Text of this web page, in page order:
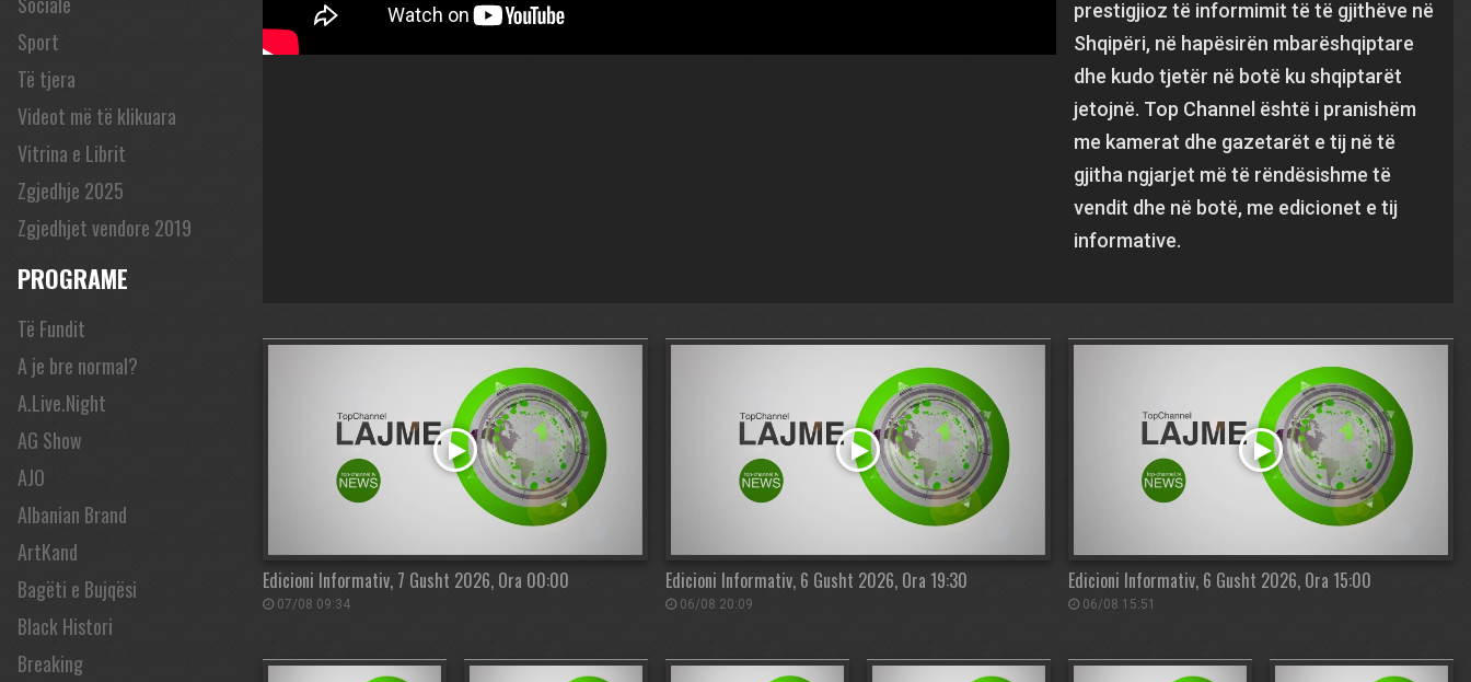
Sport
Të tjera
Videot më të klikuara
Vitrina e Librit
Zgjedhje 2025
Zgjedhjet vendore 2019
PROGRAME
Të Fundit
A je bre normal?
A.Live.Night
AG Show
AJO
Albanian Brand
ArtKand
Bagëti e Bujqësi
Black Histori
Breaking
prestigjioz të informimit të të gjithëve në
Shqipëri, në hapësirën mbarëshqiptare
dhe kudo tjetër në botë ku shqiptarët
jetojnë. Top Channel është i pranishëm
me kamerat dhe gazetarët e tij në të
gjitha ngjarjet më të rëndësishme të
vendit dhe në botë, me edicionet e tij
informative.
Edicioni Informativ, 7 Gusht 2026, Ora 00:00
07/08 09:34
Edicioni Informativ, 6 Gusht 2026, Ora 19:30
06/08 20:09
Edicioni Informativ, 6 Gusht 2026, Ora 15:00
06/08 15:51